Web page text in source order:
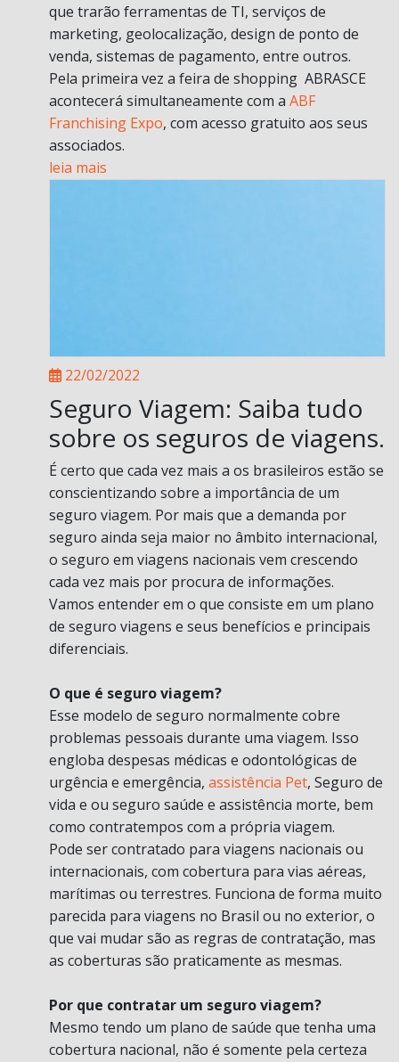
que trarão ferramentas de TI, serviços de
marketing, geolocalização, design de ponto de
venda, sistemas de pagamento, entre outros.
Pela primeira vez a feira de shopping ABRASCE
acontecerá simultaneamente com a ABF
Franchising Expo, com acesso gratuito aos seus
associados.
leia mais
22/02/2022
Seguro Viagem: Saiba tudo
sobre os seguros de viagens.
É certo que cada vez mais a os brasileiros estão se
conscientizando sobre a importância de um
seguro viagem. Por mais que a demanda por
seguro ainda seja maior no âmbito internacional,
o seguro em viagens nacionais vem crescendo
cada vez mais por procura de informações.
Vamos entender em o que consiste em um plano
de seguro viagens e seus benefícios e principais
diferenciais.
O que é seguro viagem?
Esse modelo de seguro normalmente cobre
problemas pessoais durante uma viagem. Isso
engloba despesas médicas e odontológicas de
urgência e emergência, assistência Pet, Seguro de
vida e ou seguro saúde e assistência morte, bem
como contratempos com a própria viagem.
Pode ser contratado para viagens nacionais ou
internacionais, com cobertura para vias aéreas,
marítimas ou terrestres. Funciona de forma muito
parecida para viagens no Brasil ou no exterior, o
que vai mudar são as regras de contratação, mas
as coberturas são praticamente as mesmas.
Por que contratar um seguro viagem?
Mesmo tendo um plano de saúde que tenha uma
cobertura nacional, não é somente pela certeza